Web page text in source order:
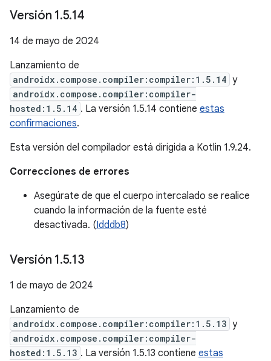
Versión 1.5.14
14 de mayo de 2024
Lanzamiento de
androidx.compose.compiler:compiler:1.5.14 y
androidx.compose.compiler:compiler-
hosted:1.5.14 . La versión 1.5.14 contiene estas
confirmaciones.
Esta versión del compilador está dirigida a Kotlin 1.9.24.
Correcciones de errores
Asegúrate de que el cuerpo intercalado se realice
cuando la información de la fuente esté
desactivada. (Idddb8)
Versión 1.5.13
1 de mayo de 2024
Lanzamiento de
androidx.compose.compiler:compiler:1.5.13 y
androidx.compose.compiler:compiler-
hosted:1.5.13 . La versión 1.5.13 contiene estas